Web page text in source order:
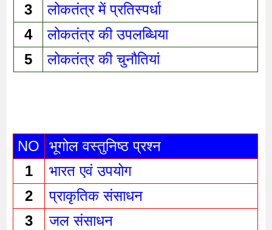
3
लोकतंत्र में प्रतिस्पर्धा
4
लोकतंत्र की उपलब्धिया
5
लोकतंत्र की चुनौतियां
NO
भूगोल वस्तुनिष्ठ प्रश्न
1
भारत एवं उपयोग
2
प्राकृतिक संसाधन
3
जल संसाधन